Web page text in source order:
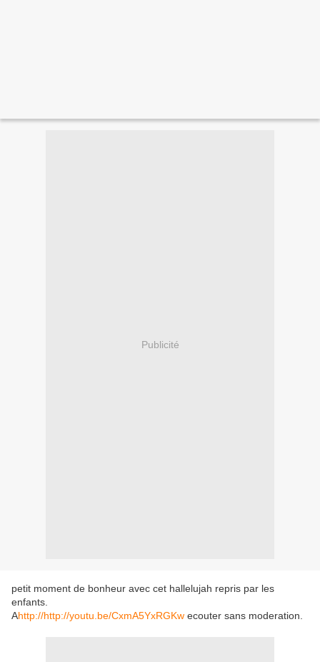
Publicité
petit moment de bonheur avec cet hallelujah repris par les
enfants.
Ahttp://http://youtu.be/CxmA5YxRGKw ecouter sans moderation.